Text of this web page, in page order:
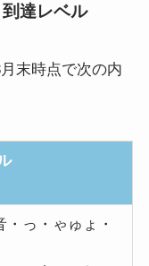
到達レベル
末時点で次の内
っ・ゃゅょ・